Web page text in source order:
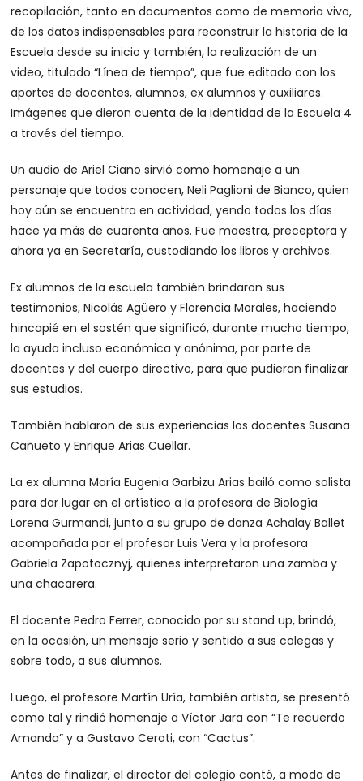
recopilación, tanto en documentos como de memoria viva,
de los datos indispensables para reconstruir la historia de la
Escuela desde su inicio y también, la realización de un
video, titulado “Línea de tiempo”, que fue editado con los
aportes de docentes, alumnos, ex alumnos y auxiliares.
Imágenes que dieron cuenta de la identidad de la Escuela 4
a través del tiempo.
Un audio de Ariel Ciano sirvió como homenaje a un
personaje que todos conocen, Neli Paglioni de Bianco, quien
hoy aún se encuentra en actividad, yendo todos los días
hace ya más de cuarenta años. Fue maestra, preceptora y
ahora ya en Secretaría, custodiando los libros y archivos.
Ex alumnos de la escuela también brindaron sus
testimonios, Nicolás Agüero y Florencia Morales, haciendo
hincapié en el sostén que significó, durante mucho tiempo,
la ayuda incluso económica y anónima, por parte de
docentes y del cuerpo directivo, para que pudieran finalizar
sus estudios.
También hablaron de sus experiencias los docentes Susana
Cañueto y Enrique Arias Cuellar.
La ex alumna María Eugenia Garbizu Arias bailó como solista
para dar lugar en el artístico a la profesora de Biología
Lorena Gurmandi, junto a su grupo de danza Achalay Ballet
acompañada por el profesor Luis Vera y la profesora
Gabriela Zapotocznyj, quienes interpretaron una zamba y
una chacarera.
El docente Pedro Ferrer, conocido por su stand up, brindó,
en la ocasión, un mensaje serio y sentido a sus colegas y
sobre todo, a sus alumnos.
Luego, el profesore Martín Uría, también artista, se presentó
como tal y rindió homenaje a Víctor Jara con “Te recuerdo
Amanda” y a Gustavo Cerati, con “Cactus”.
Antes de finalizar, el director del colegio contó, a modo de